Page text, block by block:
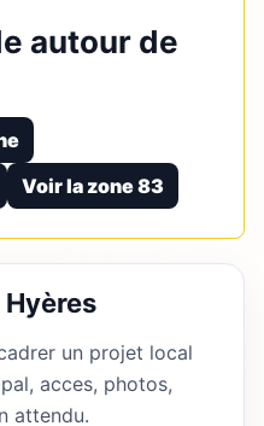
autour de
Voir la zone 83
un projet local
acces, photos,
attendu.